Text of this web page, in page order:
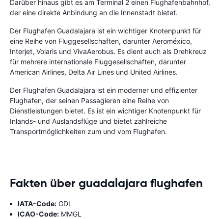
Darüber hinaus gibt es am Terminal 2 einen Flughafenbahnhof,
der eine direkte Anbindung an die Innenstadt bietet.
Der Flughafen Guadalajara ist ein wichtiger Knotenpunkt für
eine Reihe von Fluggesellschaften, darunter Aeroméxico,
Interjet, Volaris und VivaAerobus. Es dient auch als Drehkreuz
für mehrere internationale Fluggesellschaften, darunter
American Airlines, Delta Air Lines und United Airlines.
Der Flughafen Guadalajara ist ein moderner und effizienter
Flughafen, der seinen Passagieren eine Reihe von
Dienstleistungen bietet. Es ist ein wichtiger Knotenpunkt für
Inlands- und Auslandsflüge und bietet zahlreiche
Transportmöglichkeiten zum und vom Flughafen.
Fakten über guadalajara flughafen
IATA-Code: GDL
ICAO-Code: MMGL